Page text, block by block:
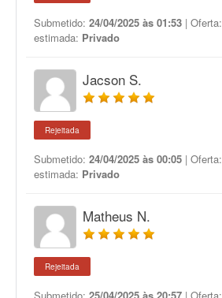
Submetido: 24/04/2025 às 01:53 | Oferta:
estimada: Privado
Jacson S.
Rejeitada
Submetido: 24/04/2025 às 00:05 | Oferta:
estimada: Privado
Matheus N.
Rejeitada